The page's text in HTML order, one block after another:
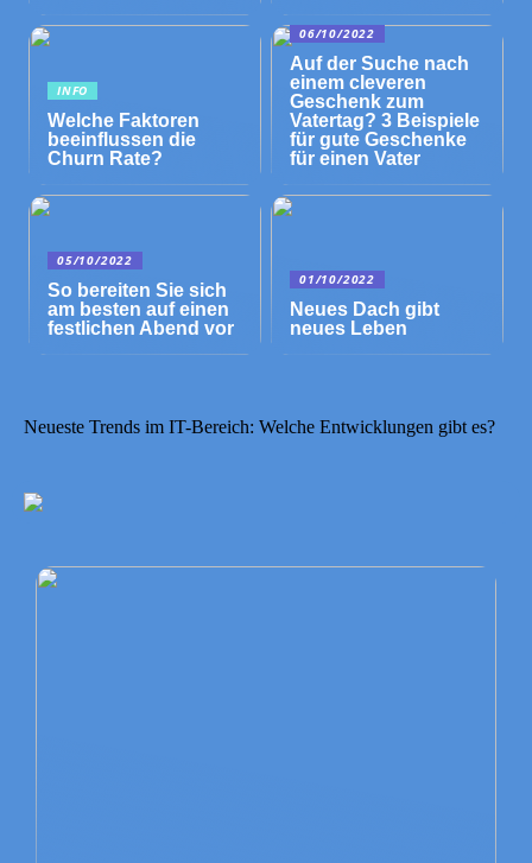
INFO
Welche Faktoren
beeinflussen die
Churn Rate?
06/10/2022
Auf der Suche nach
einem cleveren
Geschenk zum
Vatertag? 3 Beispiele
für gute Geschenke
für einen Vater
05/10/2022
So bereiten Sie sich
am besten auf einen
festlichen Abend vor
01/10/2022
Neues Dach gibt
neues Leben
Neueste Trends im IT-Bereich: Welche Entwicklungen gibt es?